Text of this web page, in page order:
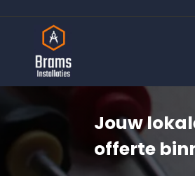
Jouw
offerte